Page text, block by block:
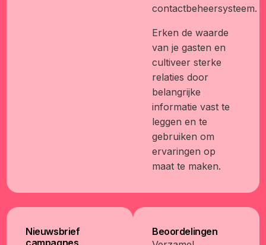
contactbeheersysteem.
Erken de waarde
van je gasten en
cultiveer sterke
relaties door
belangrijke
informatie vast te
leggen en te
gebruiken om
ervaringen op
maat te maken.
Beoordelingen
Nieuwsbrief
campagnes